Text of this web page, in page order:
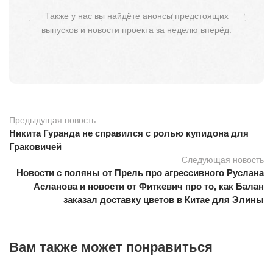
Также у нас вы найдёте анонсы предстоящих
выпусков и новости проекта за неделю вперёд.
Предыдущая новость
Никита Гуранда не справился с ролью купидона для
Граковичей
Следующая новость
Новости с поляны от Прель про агрессивного Руслана
Асланова и новости от Фиткевич про то, как Балан
заказал доставку цветов в Китае для Элины
Вам также может понравиться